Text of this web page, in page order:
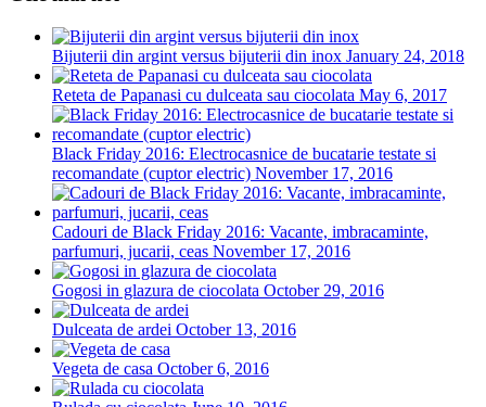
Bijuterii din argint versus bijuterii din inox January 24, 2018
Reteta de Papanasi cu dulceata sau ciocolata May 6, 2017
Black Friday 2016: Electrocasnice de bucatarie testate si
recomandate (cuptor electric) November 17, 2016
Cadouri de Black Friday 2016: Vacante, imbracaminte,
parfumuri, jucarii, ceas November 17, 2016
Gogosi in glazura de ciocolata October 29, 2016
Dulceata de ardei October 13, 2016
Vegeta de casa October 6, 2016